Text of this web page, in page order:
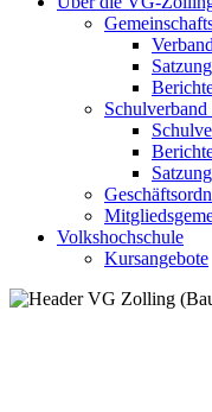
Volkshochschule
Kursangebote